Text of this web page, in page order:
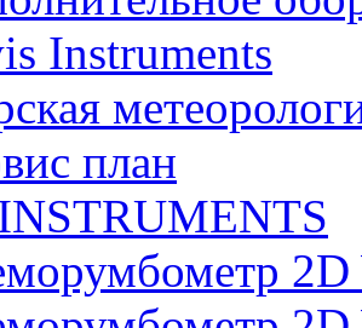
Instruments
план
2D